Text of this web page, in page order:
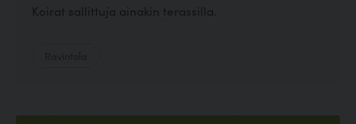
Koirat sallittuja ainakin terassilla.